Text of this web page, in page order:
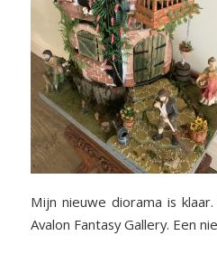
Mijn nieuwe diorama is
Avalon Fantasy Gallery. Een